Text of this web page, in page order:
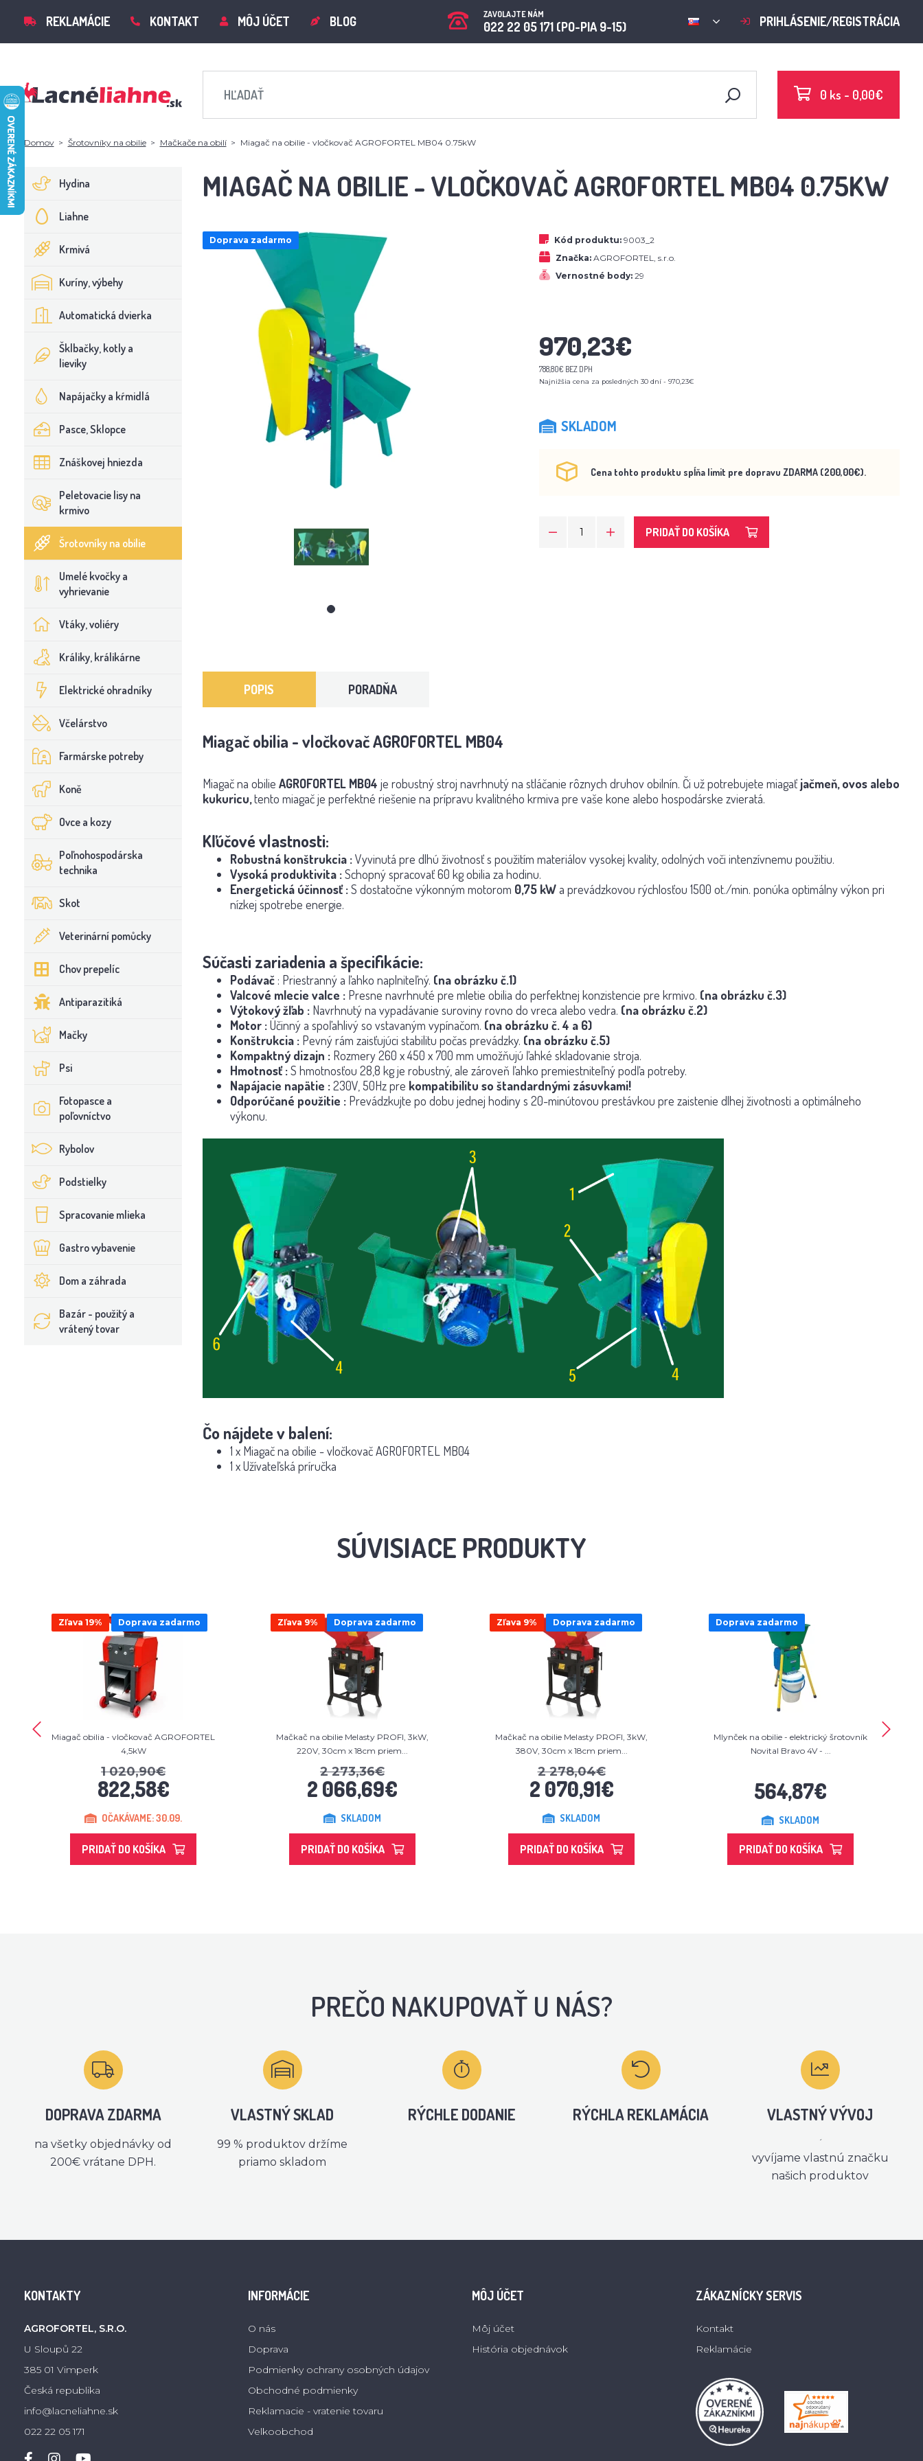
REKLAMÁCIE KONTAKT MÔJ ÚČET BLOG ZAVOLAJTE NÁM
022 22 05 171 (PO-PIA 9-15) PRIHLÁSENIE/REGISTRÁCIA
0 ks - 0,00€
Domov Šrotovníky na obilie Mačkače na obilí Miagač na obilie - vločkovač AGROFORTEL MB04 0.75kW
Hydina
Liahne
Krmivá
Kuríny, výbehy
Automatická dvierka
Šklbačky, kotly a
lieviky
Napájačky a kŕmidlá
Pasce, Sklopce
Znáškovej hniezda
Peletovacie lisy na
krmivo
Šrotovníky na obilie
Umelé kvočky a
vyhrievanie
Vtáky, voliéry
Králiky, králikárne
Elektrické ohradníky
Včelárstvo
Farmárske potreby
Koně
Ovce a kozy
Poľnohospodárska
technika
Skot
Veterinární pomůcky
Chov prepelíc
Antiparazitiká
Mačky
Psi
Fotopasce a
poľovníctvo
Rybolov
Podstielky
Spracovanie mlieka
Gastro vybavenie
Dom a záhrada
Bazár - použitý a
vrátený tovar
MIAGAČ NA OBILIE - VLOČKOVAČ AGROFORTEL MB04 0.75KW
Doprava zadarmo Kód produktu: 9003_2
Značka: AGROFORTEL, s.r.o.
Vernostné body: 29
970,23€
788,80€ BEZ DPH
Najnižšia cena za posledných 30 dní - 970,23€
SKLADOM
Cena tohto produktu spĺňa limit pre dopravu ZDARMA (200,00€).
PRIDAŤ DO KOŠÍKA
POPIS PORADŇA
Miagač obilia - vločkovač AGROFORTEL MB04
Miagač na obilie AGROFORTEL MB04 je robustný stroj navrhnutý na stláčanie rôznych druhov obilnín. Či už potrebujete miagať jačmeň, ovos alebo
kukuricu,tento miagač je perfektné riešenie na prípravu kvalitného krmiva pre vaše kone alebo hospodárske zvieratá.
Kľúčové vlastnosti:
Robustná konštrukcia :Vyvinutá pre dlhú životnosť s použitím materiálov vysokej kvality, odolných voči intenzívnemu použitiu.
Vysoká produktivita :Schopný spracovať 60 kg obilia za hodinu.
Energetická účinnosť :S dostatočne výkonným motorom 0,75 kWa prevádzkovou rýchlosťou 1500 ot./min. ponúka optimálny výkon pri
nízkej spotrebe energie.
Súčasti zariadenia a špecifikácie:
Podávač : Priestranný a ľahko naplniteľný. (na obrázku č.1)
Valcové mlecie valce :Presne navrhnuté pre mletie obilia do perfektnej konzistencie pre krmivo. (na obrázku č.3)
Výtokový žľab :Navrhnutý na vypadávanie suroviny rovno do vreca alebo vedra. (na obrázku č.2)
Motor :Účinný a spoľahlivý so vstavaným vypínačom. (na obrázku č. 4 a 6)
Konštrukcia :Pevný rám zaisťujúci stabilitu počas prevádzky. (na obrázku č.5)
Kompaktný dizajn :Rozmery 260 x 450 x 700 mm umožňujú ľahké skladovanie stroja.
Hmotnosť :S hmotnosťou 28,8 kg je robustný, ale zároveň ľahko premiestniteľný podľa potreby.
Napájacie napätie :230V, 50Hz pre kompatibilitu so štandardnými zásuvkami!
Odporúčané použitie :Prevádzkujte po dobu jednej hodiny s 20-minútovou prestávkou pre zaistenie dlhej životnosti a optimálneho
výkonu.
Čo nájdete v balení:
1 x Miagač na obilie - vločkovač AGROFORTEL MB04
1 x Užívateľská príručka
SÚVISIACE PRODUKTY
Zľava 19% Doprava zadarmo
Miagač obilia - vločkovač AGROFORTEL
4,5kW
1 020,90€
822,58€
OČAKÁVAME: 30.09.
PRIDAŤ DO KOŠÍKA
Zľava 9% Doprava zadarmo
Mačkač na obilie Melasty PROFI, 3kW,
220V, 30cm x 18cm priem...
2 273,36€
2 066,69€
SKLADOM
PRIDAŤ DO KOŠÍKA
Zľava 9% Doprava zadarmo
Mačkač na obilie Melasty PROFI, 3kW,
380V, 30cm x 18cm priem...
2 278,04€
2 070,91€
SKLADOM
PRIDAŤ DO KOŠÍKA
Doprava zadarmo
Mlynček na obilie - elektrický šrotovník
Novital Bravo 4V - ...
564,87€
SKLADOM
PRIDAŤ DO KOŠÍKA
PREČO NAKUPOVAŤ U NÁS?
DOPRAVA ZDARMA
na všetky objednávky od
200€ vrátane DPH.
VLASTNÝ SKLAD
99 % produktov držíme
priamo skladom
RÝCHLE DODANIE RÝCHLA REKLAMÁCIA VLASTNÝ VÝVOJ
´
vyvíjame vlastnú značku
našich produktov
KONTAKTY
AGROFORTEL, S.R.O.
U Sloupů 22
385 01 Vimperk
Česká republika
info@lacneliahne.sk
022 22 05 171
INFORMÁCIE
O nás
Doprava
Podmienky ochrany osobných údajov
Obchodné podmienky
Reklamacie - vratenie tovaru
Velkoobchod
MÔJ ÚČET
Môj účet
História objednávok
ZÁKAZNÍCKY SERVIS
Kontakt
Reklamácie